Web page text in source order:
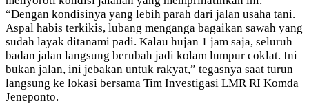
“Dengan kondisinya yang lebih parah dari jalan usaha tani.
Aspal habis terkikis, lubang menganga bagaikan sawah yang
sudah layak ditanami padi. Kalau hujan 1 jam saja, seluruh
badan jalan langsung berubah jadi kolam lumpur coklat. Ini
bukan jalan, ini jebakan untuk rakyat,” tegasnya saat turun
langsung ke lokasi bersama Tim Investigasi LMR RI Komda
Jeneponto.